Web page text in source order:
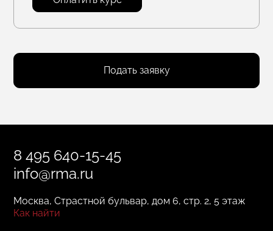
Подать заявку
8 495 640-15-45
info@rma.ru
Москва, Страстной бульвар, дом 6, стр. 2, 5 этаж
Как найти